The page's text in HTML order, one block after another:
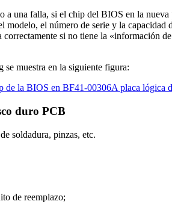
a una falla, si el chip del BIOS en la
el número de serie y la
si no tiene la «información
muestra en la siguiente figura:
duro PCB
soldadura, pinzas, etc.
de reemplazo;